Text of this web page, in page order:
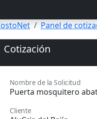
Panel de
Cotización
Nombre de la Solicitud
Cliente